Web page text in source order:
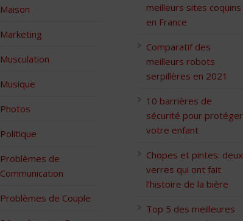
Maison
Marketing
Musculation
Musique
Photos
Politique
Problèmes de
Communication
Problèmes de Couple
meilleurs sites coquins
en France
Comparatif des
meilleurs robots
serpillères en 2021
10 barrières de
sécurité pour protéger
votre enfant
Chopes et pintes: deux
verres qui ont fait
l’histoire de la bière
Top 5 des meilleures